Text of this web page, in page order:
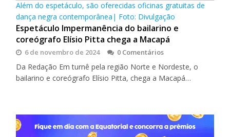
Além do espetáculo, são oferecidas oficinas gratuitas de
dança negra contemporânea| Foto: Divulgação
Espetáculo Impermanência do bailarino e
coreógrafo Elísio Pitta chega a Macapá
6 de novembro de 2024 0 Comentários
Da Redação Em turnê pela região Norte e Nordeste, o
bailarino e coreógrafo Elísio Pitta, chega a Macapá…